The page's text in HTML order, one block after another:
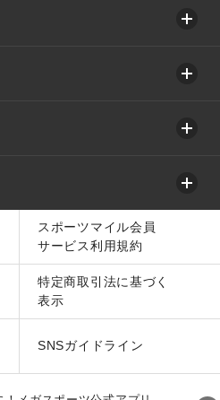
スポーツマイル会員
サービス利用規約
特定商取引法に基づく
表示
SNSガイドライン